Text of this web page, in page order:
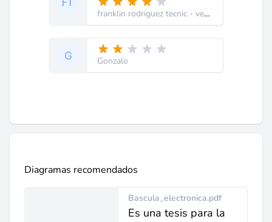
franklin rodriguez tecnic - venezuela
Gonzalo
Diagramas recomendados
Bascula_electronica.pdf
Es una tesis para la